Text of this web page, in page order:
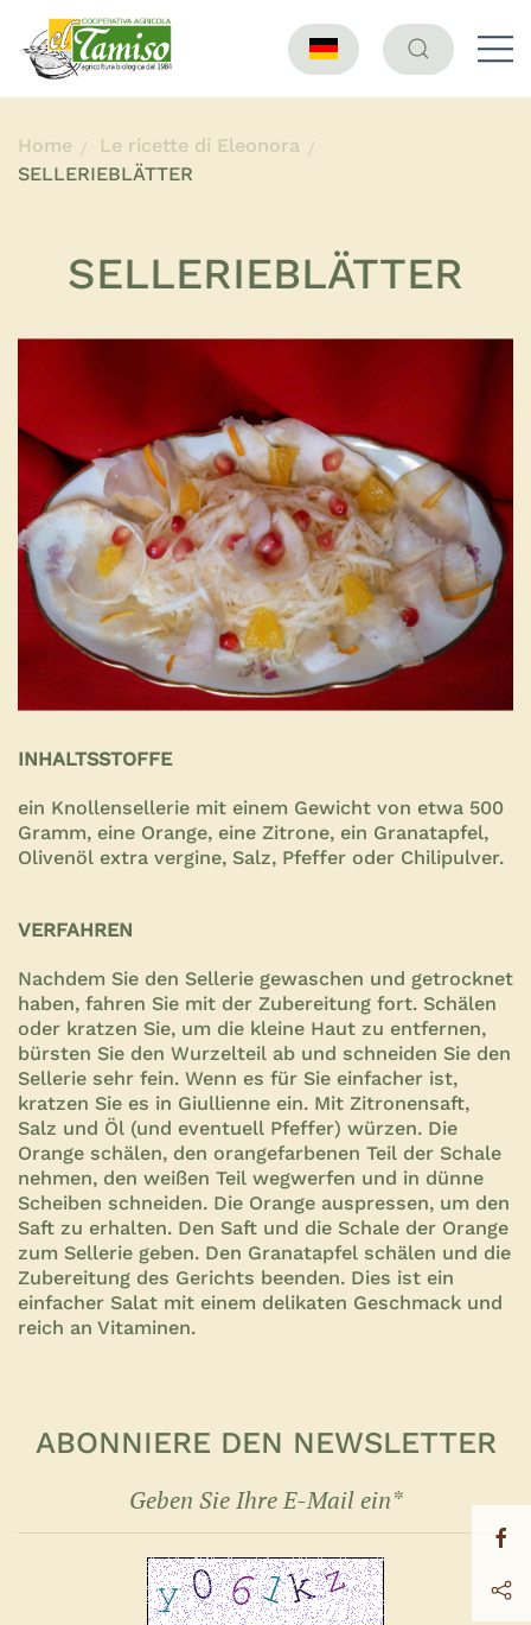
Home
Le ricette di Eleonora
SELLERIEBLÄTTER
SELLERIEBLÄTTER
INHALTSSTOFFE
ein Knollensellerie mit einem Gewicht von etwa 500
Gramm, eine Orange, eine Zitrone, ein Granatapfel,
Olivenöl extra vergine, Salz, Pfeffer oder Chilipulver.
VERFAHREN
Nachdem Sie den Sellerie gewaschen und getrocknet
haben, fahren Sie mit der Zubereitung fort. Schälen
oder kratzen Sie, um die kleine Haut zu entfernen,
bürsten Sie den Wurzelteil ab und schneiden Sie den
Sellerie sehr fein. Wenn es für Sie einfacher ist,
kratzen Sie es in Giullienne ein. Mit Zitronensaft,
Salz und Öl (und eventuell Pfeffer) würzen. Die
Orange schälen, den orangefarbenen Teil der Schale
nehmen, den weißen Teil wegwerfen und in dünne
Scheiben schneiden. Die Orange auspressen, um den
Saft zu erhalten. Den Saft und die Schale der Orange
zum Sellerie geben. Den Granatapfel schälen und die
Zubereitung des Gerichts beenden. Dies ist ein
einfacher Salat mit einem delikaten Geschmack und
reich an Vitaminen.
ABONNIERE DEN NEWSLETTER